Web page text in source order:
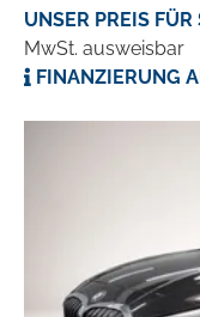
UNSER PREIS
MwSt. ausweisbar
FINANZIERUNG